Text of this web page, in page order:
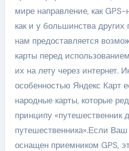
мире направление, как GPS-
как и у большинства других
нам предоставляется
карты перед
их на лету через интернет.
особенностью Яндекс Карт
народные карты, которые
принципу «путешественник
путешественника».Если
оснащен приемником GPS,